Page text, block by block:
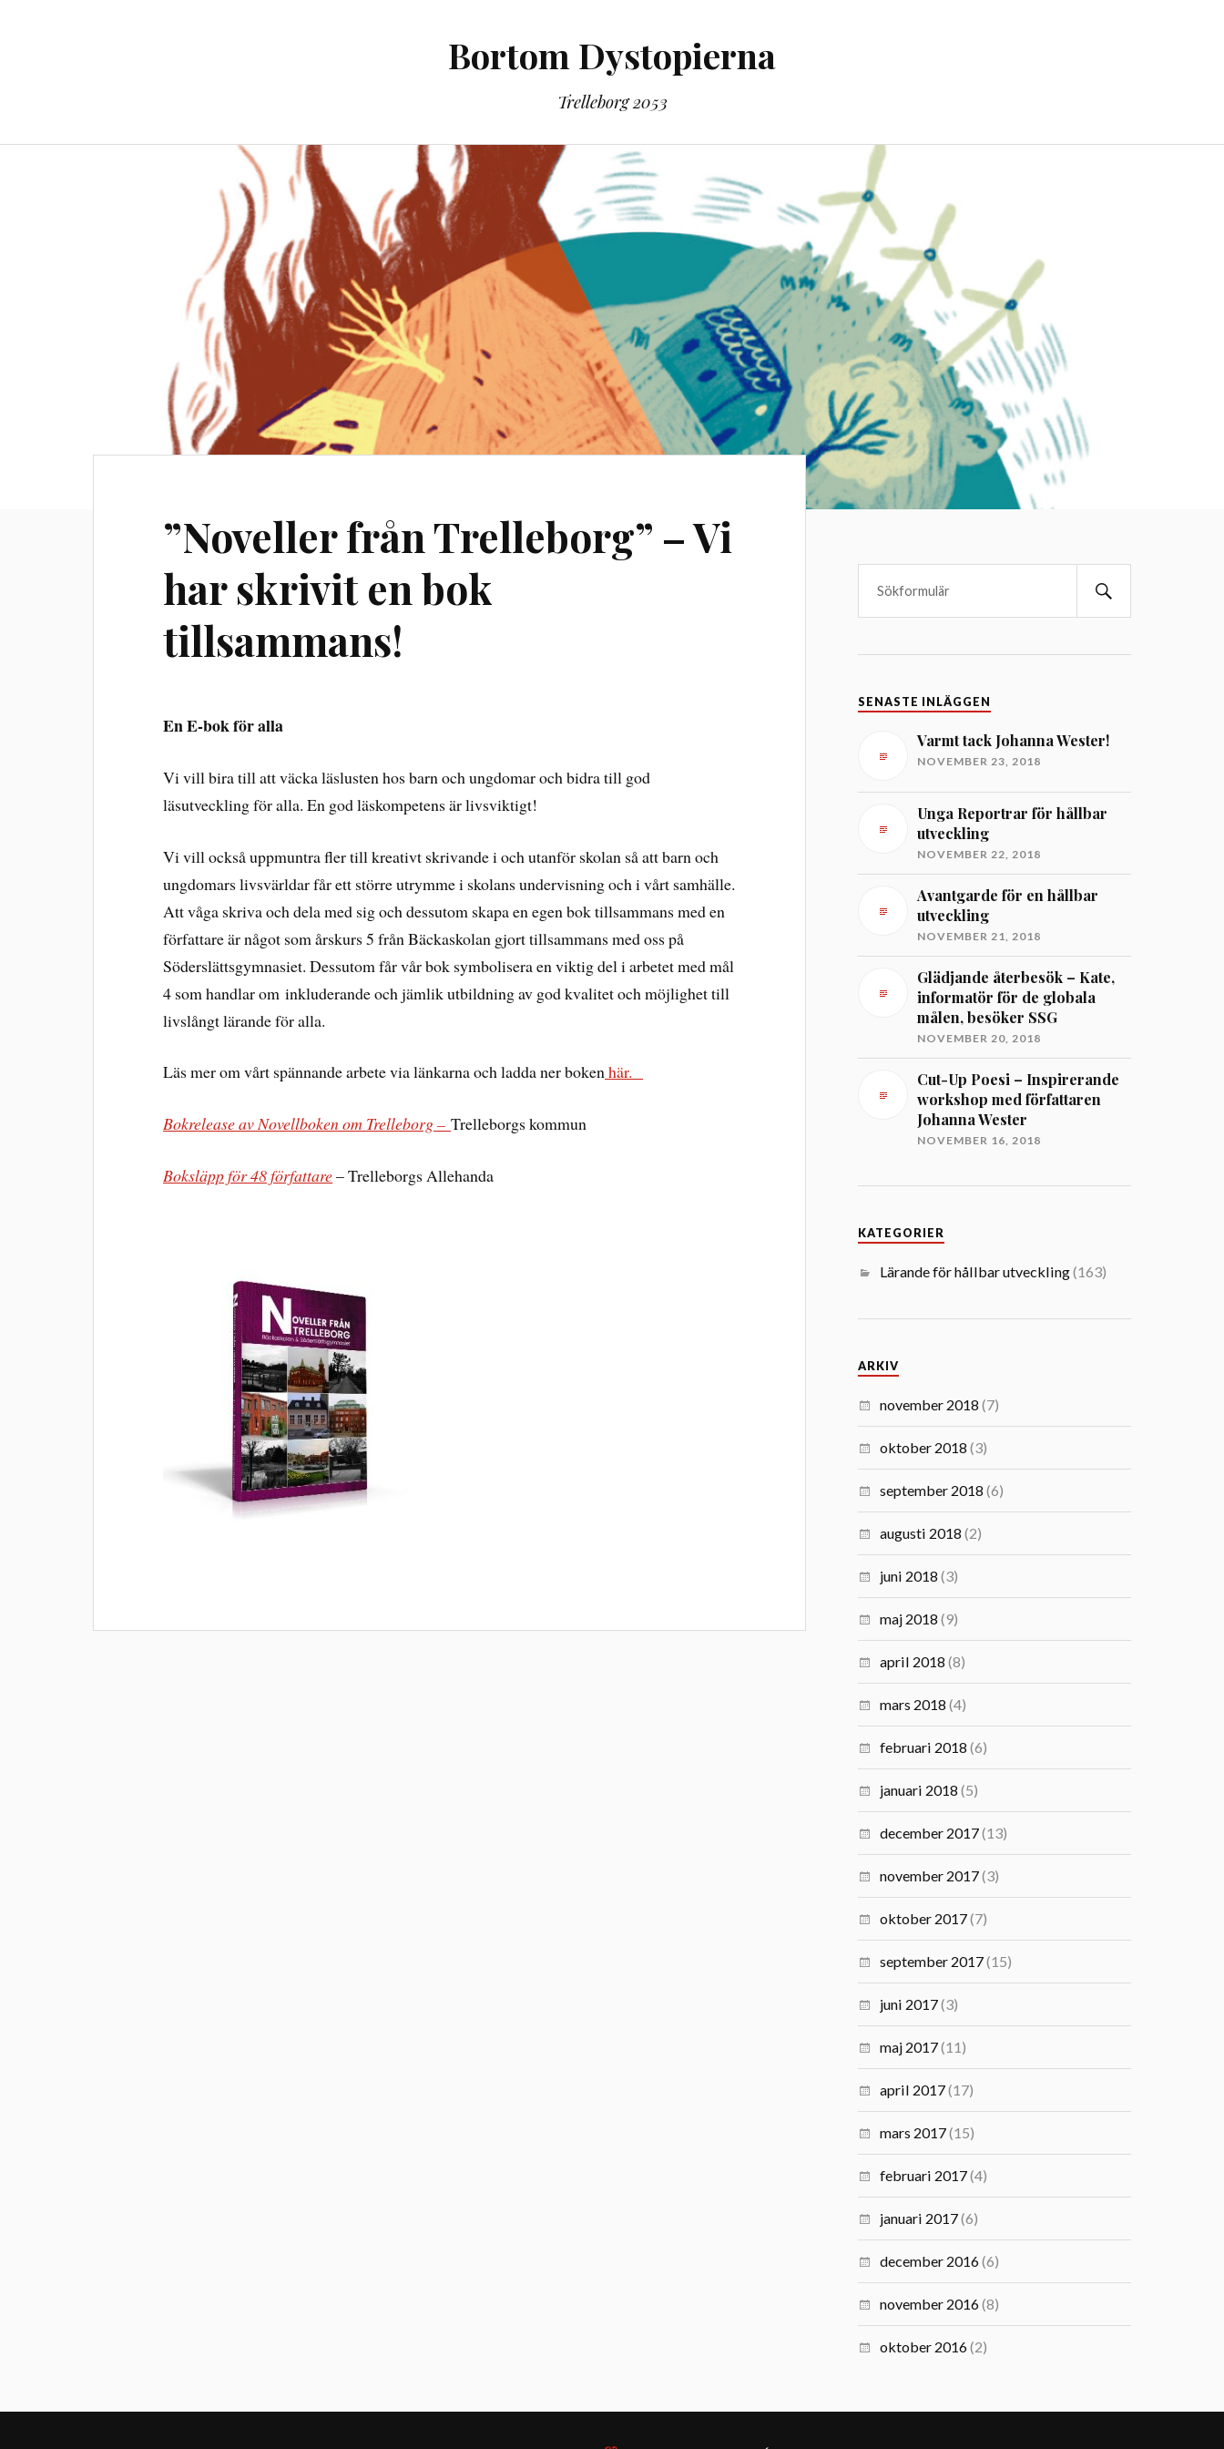
Bortom Dystopierna
Trelleborg 2053
”Noveller från Trelleborg” – Vi
har skrivit en bok
tillsammans!
En E-bok för alla
Vi vill bira till att väcka läslusten hos barn och ungdomar och bidra till god
läsutveckling för alla. En god läskompetens är livsviktigt!
Vi vill också uppmuntra fler till kreativt skrivande i och utanför skolan så att barn och
ungdomars livsvärldar får ett större utrymme i skolans undervisning och i vårt samhälle.
Att våga skriva och dela med sig och dessutom skapa en egen bok tillsammans med en
författare är något som årskurs 5 från Bäckaskolan gjort tillsammans med oss på
Söderslättsgymnasiet. Dessutom får vår bok symbolisera en viktig del i arbetet med mål
4 som handlar om inkluderande och jämlik utbildning av god kvalitet och möjlighet till
livslångt lärande för alla.
Läs mer om vårt spännande arbete via länkarna och ladda ner bokenhär.
Bokrelease av Novellboken om Trelleborg –Trelleborgs kommun
Boksläpp för 48 författare– Trelleborgs Allehanda
SENASTE INLÄGGEN
Varmt tack Johanna Wester!
NOVEMBER 23, 2018
Unga Reportrar för hållbar
utveckling
NOVEMBER 22, 2018
Avantgarde för en hållbar
utveckling
NOVEMBER 21, 2018
Glädjande återbesök – Kate,
informatör för de globala
målen, besöker SSG
NOVEMBER 20, 2018
Cut-Up Poesi – Inspirerande
workshop med författaren
Johanna Wester
NOVEMBER 16, 2018
KATEGORIER
Lärande för hållbar utveckling(163)
ARKIV
november 2018 (7)
oktober 2018 (3)
september 2018 (6)
augusti 2018 (2)
juni 2018 (3)
maj 2018 (9)
april 2018 (8)
mars 2018 (4)
februari 2018 (6)
januari 2018 (5)
december 2017(13)
november 2017(3)
oktober 2017(7)
september 2017(15)
juni 2017(3)
maj 2017(11)
april 2017(17)
mars 2017(15)
februari 2017(4)
januari 2017(6)
december 2016(6)
november 2016(8)
oktober 2016(2)